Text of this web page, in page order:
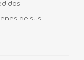
de sus